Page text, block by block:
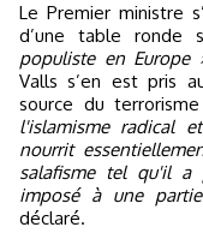
Le Premier ministre s’est exprimé, lundi 4 avril, en clôture
d’une table ronde
populiste en Europe
Valls s’en est pris
source du
l'islamisme radical
nourrit
salafisme tel qu'il a
imposé à une
déclaré.